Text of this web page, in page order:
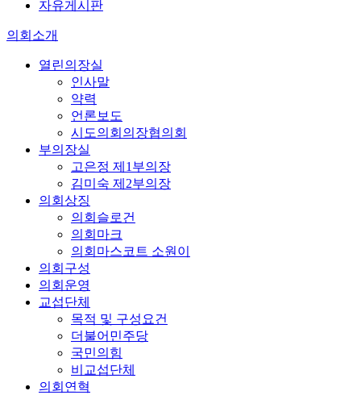
자유게시판
의회소개
열린의장실
인사말
약력
언론보도
시도의회의장협의회
부의장실
고은정 제1부의장
김미숙 제2부의장
의회상징
의회슬로건
의회마크
의회마스코트 소원이
의회구성
의회운영
교섭단체
목적 및 구성요건
더불어민주당
국민의힘
비교섭단체
의회연혁